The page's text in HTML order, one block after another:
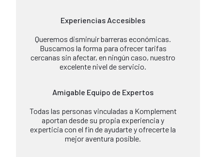
Experiencias Accesibles
Queremos disminuir barreras económicas.
Buscamos la forma para ofrecer tarifas
cercanas sin afectar, en ningún caso, nuestro
excelente nivel de servicio.
Amigable Equipo de Expertos
Todas las personas vinculadas a Komplement
aportan desde su propia experiencia y
experticia con el fin de ayudarte y ofrecerte la
mejor aventura posible.